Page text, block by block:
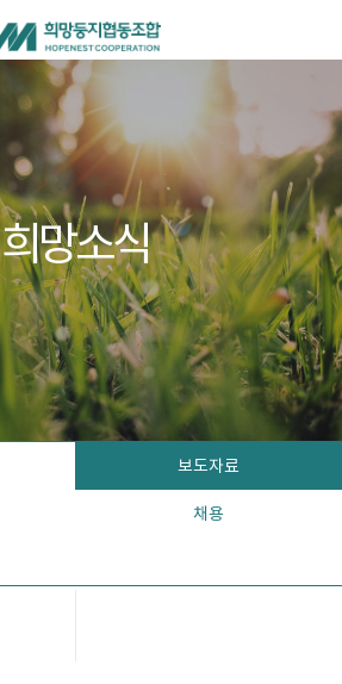
희망소식
보도자료
채용